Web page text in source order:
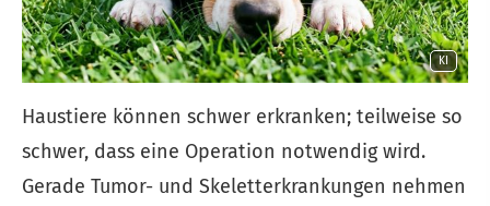
KI
Haustiere können schwer erkranken; teilweise so
schwer, dass eine Operation notwendig wird.
Gerade Tumor- und Skeletterkrankungen nehmen